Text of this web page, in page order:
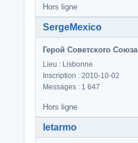
Hors ligne
SergeMexico
Герой Советского Союза
Lieu : Lisbonne
Inscription : 2010-10-02
Messages : 1 647
Hors ligne
letarmo